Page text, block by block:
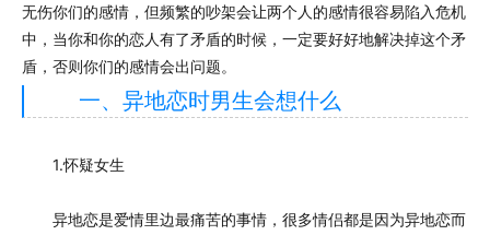
无伤你们的感情，但频繁的吵架会让两个人的感情很容易陷入危机
中，当你和你的恋人有了矛盾的时候，一定要好好地解决掉这个矛
盾，否则你们的感情会出问题。
一、异地恋时男生会想什么
1.怀疑女生
异地恋是爱情里边最痛苦的事情，很多情侣都是因为异地恋而